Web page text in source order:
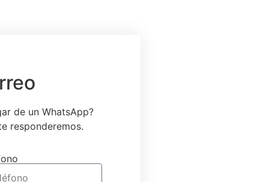
de un WhatsApp?
responderemos.